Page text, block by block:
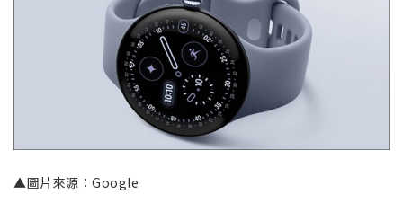
▲圖片來源：Google